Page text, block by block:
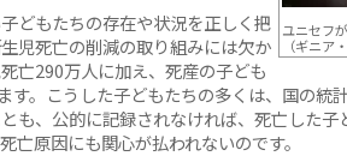
ユニセフ
（ギニア
どもたちの存在や状況を正しく把
児死亡の削減の取り組みには欠か
亡290万人に加え、死産の子ども
す。こうした子どもたちの多くは、国の統
も、公的に記録されなければ、死亡した
亡原因にも関心が払われないのです。